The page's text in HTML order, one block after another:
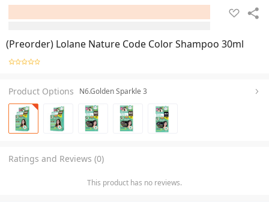
(Preorder) Lolane Nature Code Color Shampoo 30ml
Product Options N6.Golden Sparkle 3
Ratings and Reviews (0)
This product has no reviews.